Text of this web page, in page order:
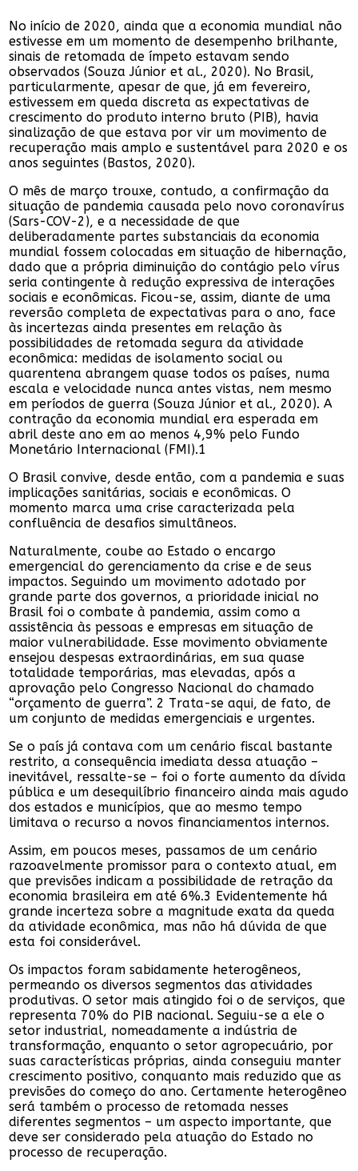
No início de 2020, ainda que a economia mundial não
estivesse em um momento de desempenho brilhante,
sinais de retomada de ímpeto estavam sendo
observados (Souza Júnior et al., 2020). No Brasil,
particularmente, apesar de que, já em fevereiro,
estivessem em queda discreta as expectativas de
crescimento do produto interno bruto (PIB), havia
sinalização de que estava por vir um movimento de
recuperação mais amplo e sustentável para 2020 e os
anos seguintes (Bastos, 2020).
O mês de março trouxe, contudo, a confirmação da
situação de pandemia causada pelo novo coronavírus
(Sars-COV-2), e a necessidade de que
deliberadamente partes substanciais da economia
mundial fossem colocadas em situação de hibernação,
dado que a própria diminuição do contágio pelo vírus
seria contingente à redução expressiva de interações
sociais e econômicas. Ficou-se, assim, diante de uma
reversão completa de expectativas para o ano, face
às incertezas ainda presentes em relação às
possibilidades de retomada segura da atividade
econômica: medidas de isolamento social ou
quarentena abrangem quase todos os países, numa
escala e velocidade nunca antes vistas, nem mesmo
em períodos de guerra (Souza Júnior et al., 2020). A
contração da economia mundial era esperada em
abril deste ano em ao menos 4,9% pelo Fundo
Monetário Internacional (FMI).1
O Brasil convive, desde então, com a pandemia e suas
implicações sanitárias, sociais e econômicas. O
momento marca uma crise caracterizada pela
confluência de desafios simultâneos.
Naturalmente, coube ao Estado o encargo
emergencial do gerenciamento da crise e de seus
impactos. Seguindo um movimento adotado por
grande parte dos governos, a prioridade inicial no
Brasil foi o combate à pandemia, assim como a
assistência às pessoas e empresas em situação de
maior vulnerabilidade. Esse movimento obviamente
ensejou despesas extraordinárias, em sua quase
totalidade temporárias, mas elevadas, após a
aprovação pelo Congresso Nacional do chamado
“orçamento de guerra”. 2 Trata-se aqui, de fato, de
um conjunto de medidas emergenciais e urgentes.
Se o país já contava com um cenário fiscal bastante
restrito, a consequência imediata dessa atuação –
inevitável, ressalte-se – foi o forte aumento da dívida
pública e um desequilíbrio financeiro ainda mais agudo
dos estados e municípios, que ao mesmo tempo
limitava o recurso a novos financiamentos internos.
Assim, em poucos meses, passamos de um cenário
razoavelmente promissor para o contexto atual, em
que previsões indicam a possibilidade de retração da
economia brasileira em até 6%.3 Evidentemente há
grande incerteza sobre a magnitude exata da queda
da atividade econômica, mas não há dúvida de que
esta foi considerável.
Os impactos foram sabidamente heterogêneos,
permeando os diversos segmentos das atividades
produtivas. O setor mais atingido foi o de serviços, que
representa 70% do PIB nacional. Seguiu-se a ele o
setor industrial, nomeadamente a indústria de
transformação, enquanto o setor agropecuário, por
suas características próprias, ainda conseguiu manter
crescimento positivo, conquanto mais reduzido que as
previsões do começo do ano. Certamente heterogêneo
será também o processo de retomada nesses
diferentes segmentos – um aspecto importante, que
deve ser considerado pela atuação do Estado no
processo de recuperação.